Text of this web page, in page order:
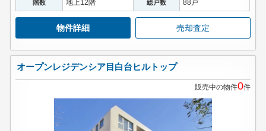
階数 地上12階 総戸数 88戸
物件詳細 売却査定
オープンレジデンシア目白台ヒルトップ
販売中の物件0件